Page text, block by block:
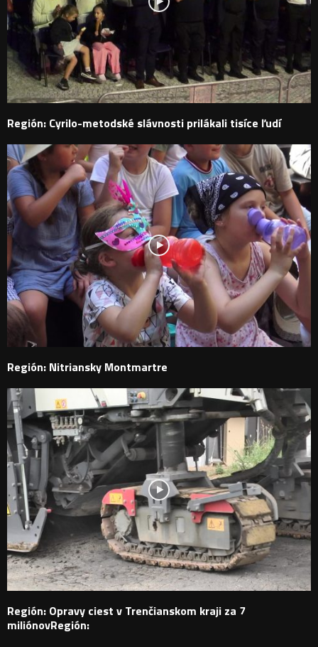
Región: Cyrilo-metodské slávnosti prilákali tisíce ľudí
Región: Nitriansky Montmartre
Región: Opravy ciest v Trenčianskom kraji za 7
miliónovRegión: